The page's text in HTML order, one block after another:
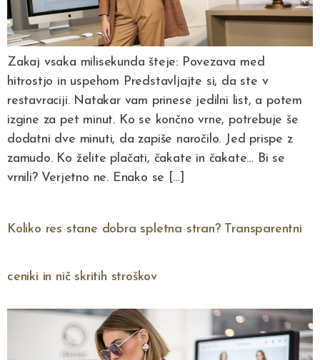
Zakaj vsaka milisekunda šteje: Povezava med
hitrostjo in uspehom Predstavljajte si, da ste v
restavraciji. Natakar vam prinese jedilni list, a potem
izgine za pet minut. Ko se končno vrne, potrebuje še
dodatni dve minuti, da zapiše naročilo. Jed prispe z
zamudo. Ko želite plačati, čakate in čakate… Bi se
vrnili? Verjetno ne. Enako se […]
Koliko res stane dobra spletna stran? Transparentni
ceniki in nič skritih stroškov